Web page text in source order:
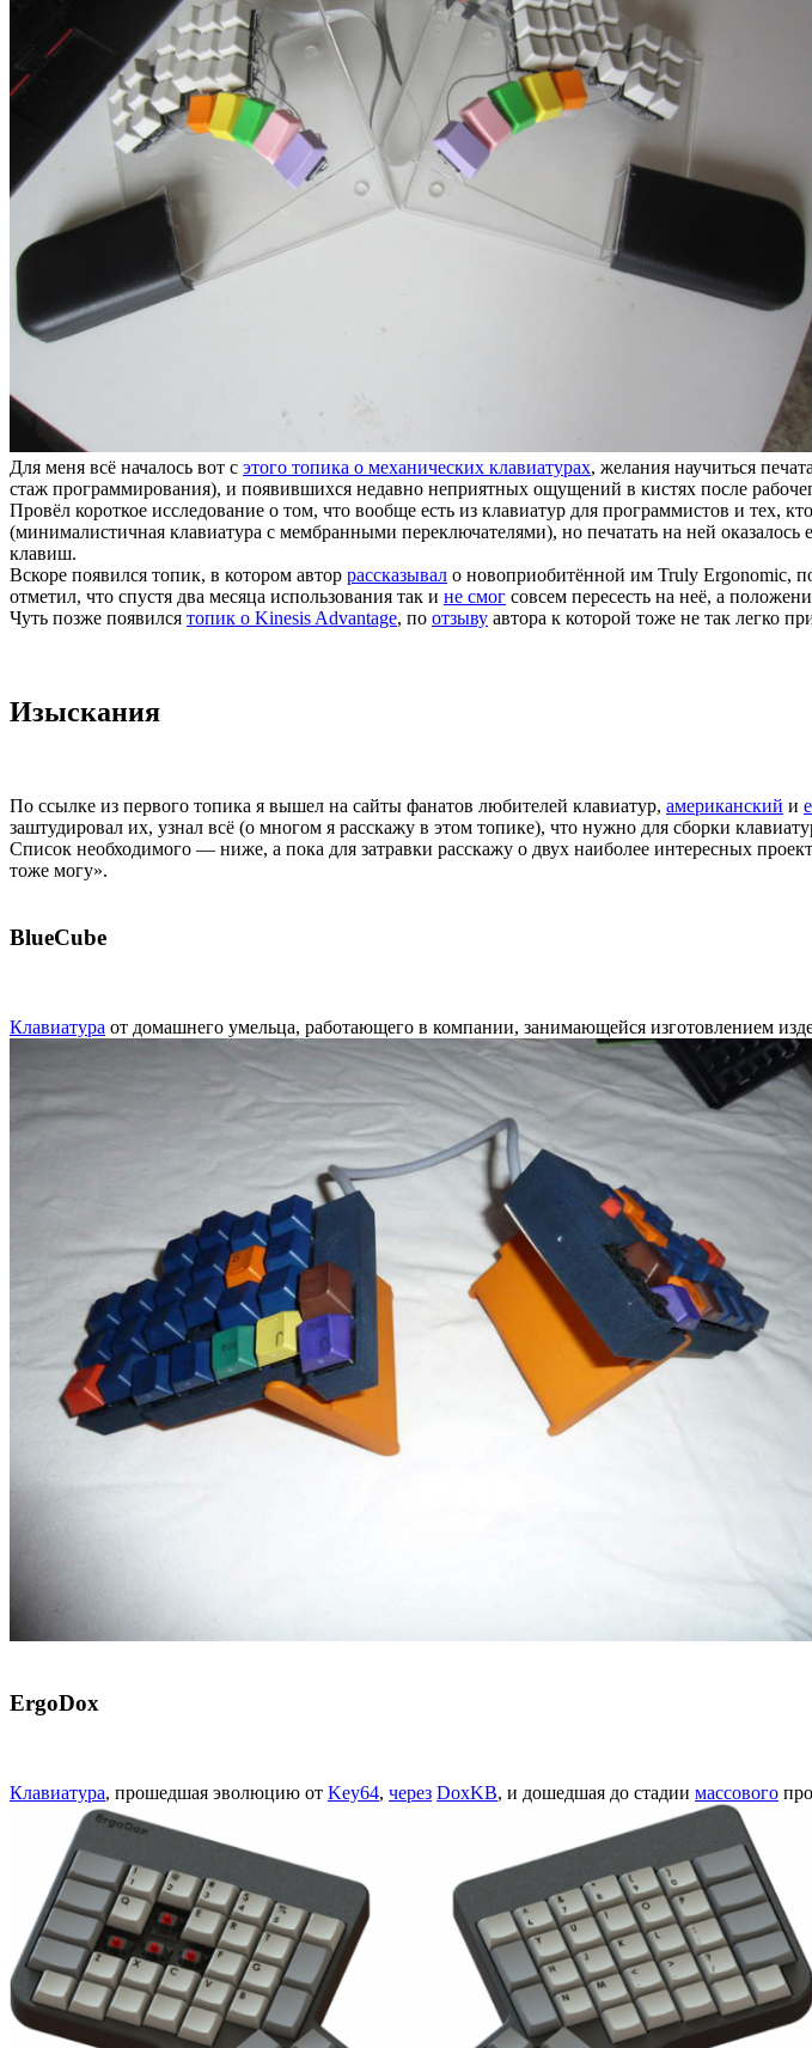
Для меня всё началось вот с этого топика о механических клавиатурах, желания научиться
стаж программирования), и появившихся недавно неприятных ощущений в кистях после
Провёл короткое исследование о том, что вообще есть из клавиатур для программистов и тех,
(минималистичная клавиатура с мембранными переключателями), но печатать на ней
клавиш.
Вскоре появился топик, в котором автор рассказывал о новоприобитённой им Truly Ergonomic,
отметил, что спустя два месяца использования так и не смог совсем пересесть на неё, а
Чуть позже появился топик о Kinesis Advantage, по отзыву автора к которой тоже не так легко
Изыскания
По ссылке из первого топика я вышел на сайты фанатов любителей клавиатур, американский и
заштудировал их, узнал всё (о многом я расскажу в этом топике), что нужно для сборки
Список необходимого — ниже, а пока для затравки расскажу о двух наиболее интересных
тоже могу».
BlueCube
Клавиатура от домашнего умельца, работающего в компании, занимающейся изготовлением
ErgoDox
Клавиатура, прошедшая эволюцию от Key64, через DoxKB, и дошедшая до стадии массового